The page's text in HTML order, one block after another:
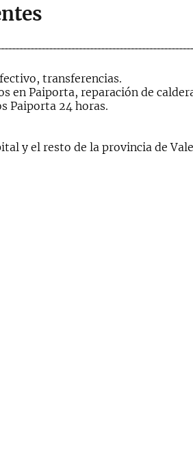
transferencias.
en Paiporta, reparación de
Paiporta 24 horas.
y el resto de la provincia de